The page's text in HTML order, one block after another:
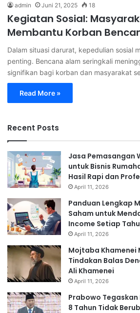
admin Juni 21, 2025 18
Kegiatan Sosial:
Membantu Korban
Dalam situasi darurat, kepedulian sosial
penting. Bencana alam seringkali
signifikan bagi korban dan masyarakat
Read More »
Recent Posts
Jasa Pemasangan
untuk Bisnis
Hasil Rapi dan
April 11, 2026
Panduan Lengkap
Saham untuk
Income Setiap
April 11, 2026
Mojtaba Khamenei
Tindakan Balas
Ali Khamenei
April 11, 2026
Prabowo Tegaskan
8 Tahun Tidak